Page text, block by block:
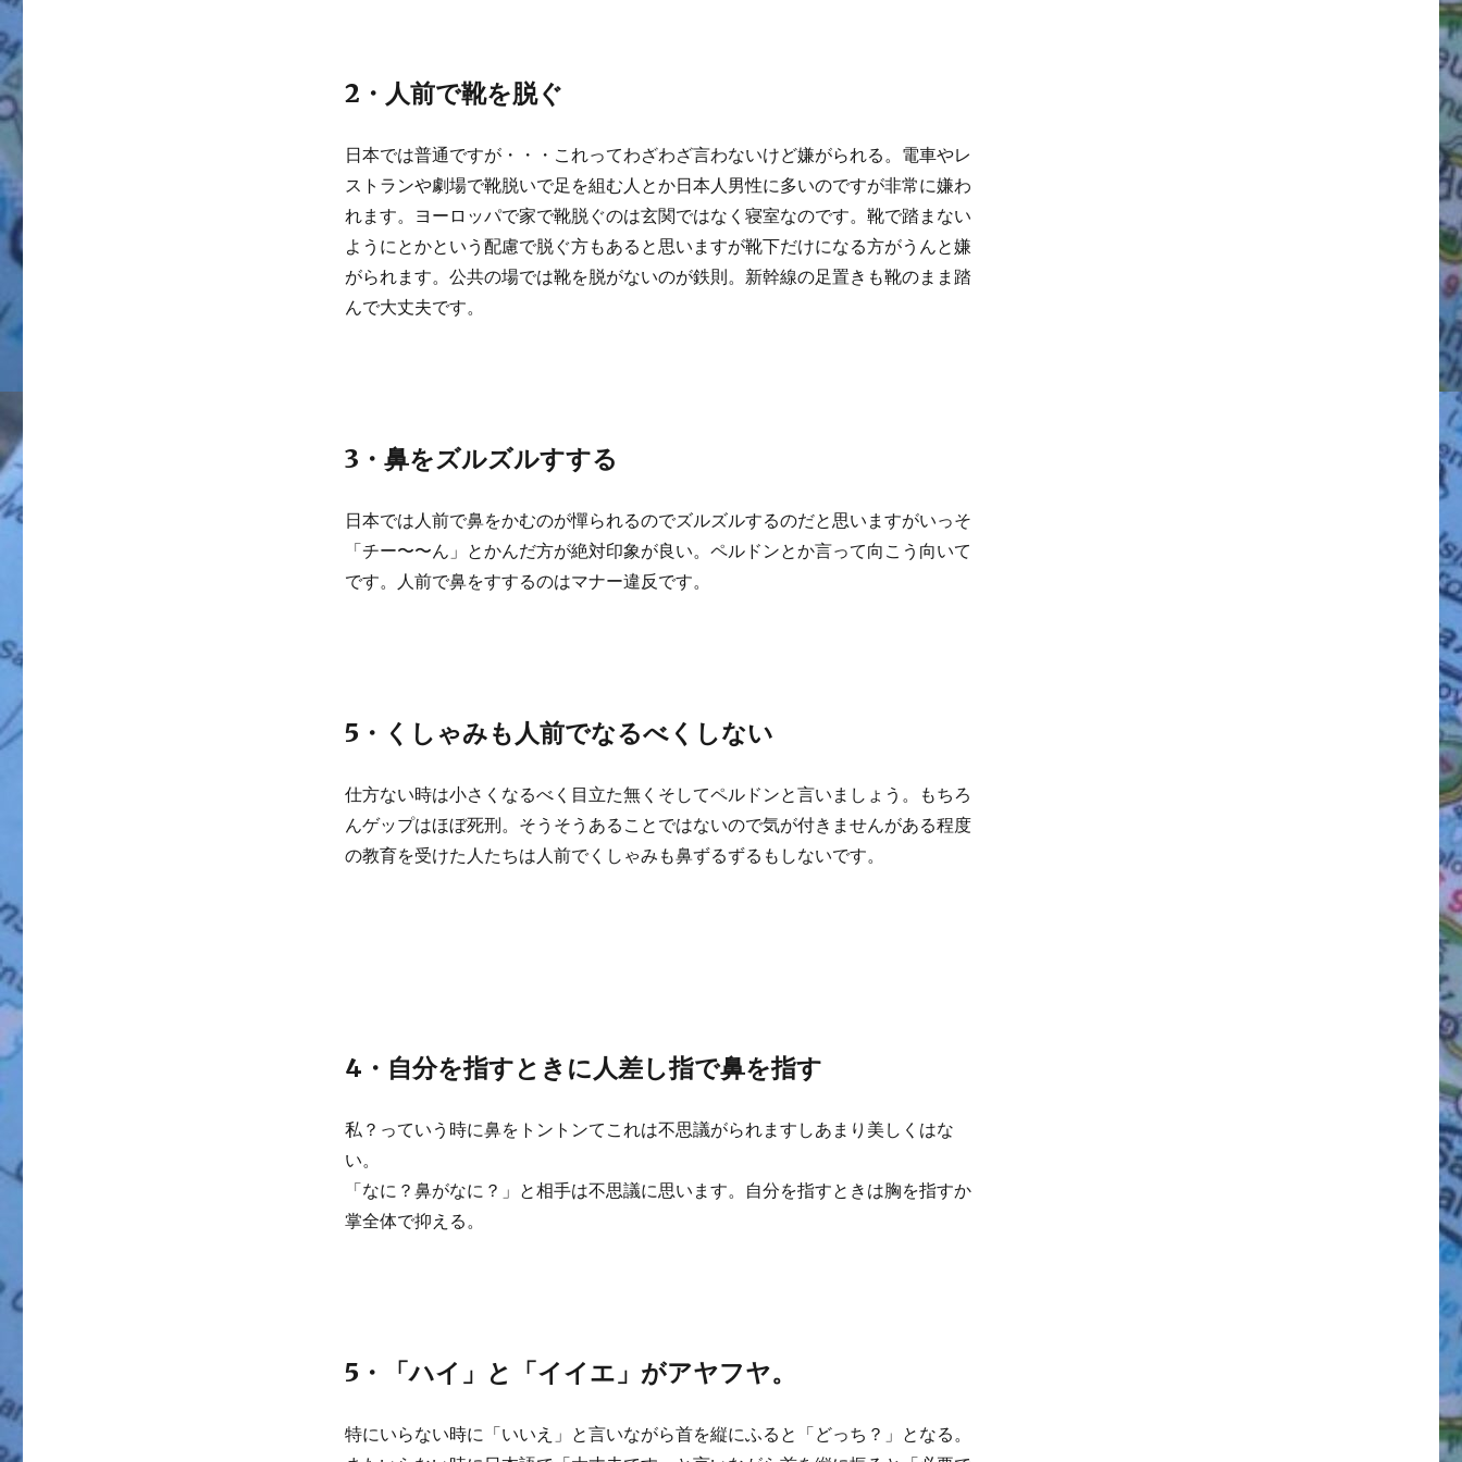
2・人前で靴を脱ぐ
日本では普通ですが・・・これってわざわざ言わないけど嫌がられる。電車やレ
ストランや劇場で靴脱いで足を組む人とか日本人男性に多いのですが非常に嫌わ
れます。ヨーロッパで家で靴脱ぐのは玄関ではなく寝室なのです。靴で踏まない
ようにとかという配慮で脱ぐ方もあると思いますが靴下だけになる方がうんと嫌
がられます。公共の場では靴を脱がないのが鉄則。新幹線の足置きも靴のまま踏
んで大丈夫です。
3・鼻をズルズルすする
日本では人前で鼻をかむのが憚られるのでズルズルするのだと思いますがいっそ
「チー〜〜ん」とかんだ方が絶対印象が良い。ペルドンとか言って向こう向いて
です。人前で鼻をすするのはマナー違反です。
5・くしゃみも人前でなるべくしない
仕方ない時は小さくなるべく目立た無くそしてペルドンと言いましょう。もちろ
んゲップはほぼ死刑。そうそうあることではないので気が付きませんがある程度
の教育を受けた人たちは人前でくしゃみも鼻ずるずるもしないです。
4・自分を指すときに人差し指で鼻を指す
私？っていう時に鼻をトントンてこれは不思議がられますしあまり美しくはな
い。
「なに？鼻がなに？」と相手は不思議に思います。自分を指すときは胸を指すか
掌全体で抑える。
5・「ハイ」と「イイエ」がアヤフヤ。
特にいらない時に「いいえ」と言いながら首を縦にふると「どっち？」となる。